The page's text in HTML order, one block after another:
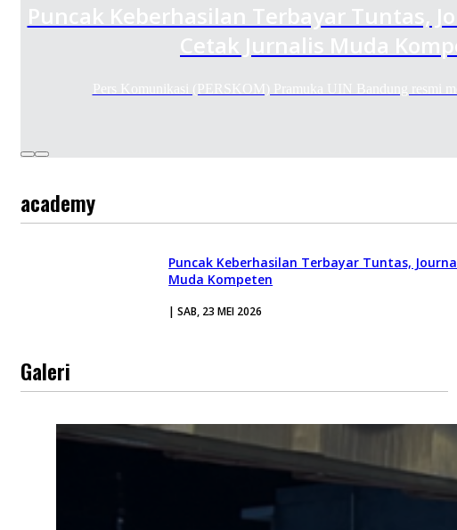
Puncak Keberhasilan Terbayar Tuntas,
Cetak Jurnalis Muda
Pers Komunikasi (PERSKOM) Pramuka UIN Bandung resmi
academy
Puncak Keberhasilan Terbayar Tuntas,
Muda Kompeten
| SAB, 23 MEI 2026
Galeri